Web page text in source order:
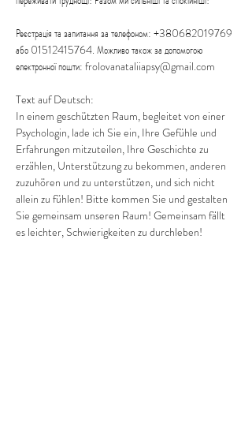
Реєстрація та запитання за телефоном: +380682019769
або 01512415764. Можливо також за допомогою
електронної пошти: frolovanataliiapsy@gmail.com
Text auf Deutsch:
In einem geschützten Raum, begleitet von einer
Psychologin, lade ich Sie ein, Ihre Gefühle und
Erfahrungen mitzuteilen, Ihre Geschichte zu
erzählen, Unterstützung zu bekommen, anderen
zuzuhören und zu unterstützen, und sich nicht
allein zu fühlen! Bitte kommen Sie und gestalten
Sie gemeinsam unseren Raum! Gemeinsam fällt
es leichter, Schwierigkeiten zu durchleben!